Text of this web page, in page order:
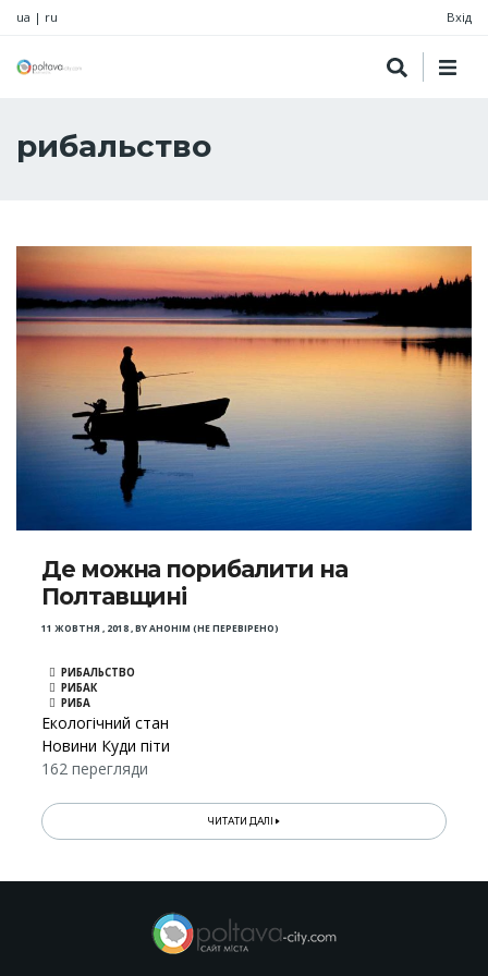
ua | ru Вхід
рибальство
Де можна порибалити на
Полтавщині
11 ЖОВТНЯ , 2018,BYАНОНІМ (НЕ ПЕРЕВІРЕНО)
РИБАЛЬСТВО
РИБАК
РИБА
Екологічний стан
Новини Куди піти
162 перегляди
ЧИТАТИ ДАЛІ